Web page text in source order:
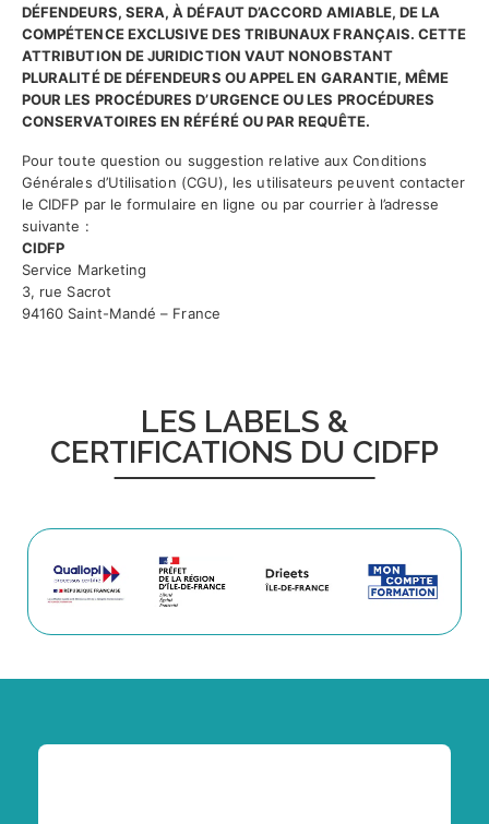
DÉFENDEURS, SERA, À DÉFAUT D’ACCORD AMIABLE, DE LA
COMPÉTENCE EXCLUSIVE DES TRIBUNAUX FRANÇAIS. CETTE
ATTRIBUTION DE JURIDICTION VAUT NONOBSTANT
PLURALITÉ DE DÉFENDEURS OU APPEL EN GARANTIE, MÊME
POUR LES PROCÉDURES D’URGENCE OU LES PROCÉDURES
CONSERVATOIRES EN RÉFÉRÉ OU PAR REQUÊTE.
Pour toute question ou suggestion relative aux Conditions
Générales d’Utilisation (CGU), les utilisateurs peuvent contacter
le CIDFP par le formulaire en ligne ou par courrier à l’adresse
suivante :
CIDFP
Service Marketing
3, rue Sacrot
94160 Saint-Mandé – France
LES LABELS &
CERTIFICATIONS DU CIDFP